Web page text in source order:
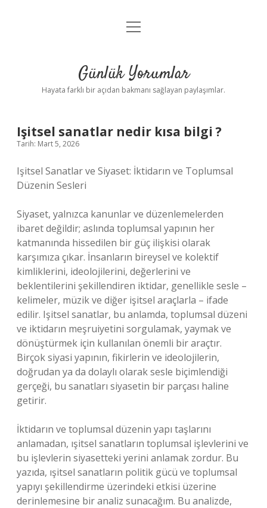
Anasayfa
Yasal Uyarı
menüyü
Günlük Yorumlar
Hayata farklı bir açıdan bakmanı sağlayan paylaşımlar.
Işitsel sanatlar nedir kısa bilgi ?
Tarih: Mart 5, 2026
Işitsel Sanatlar ve Siyaset: İktidarın ve Toplumsal
Düzenin Sesleri
Siyaset, yalnızca kanunlar ve düzenlemelerden
ibaret değildir; aslında toplumsal yapının her
katmanında hissedilen bir güç ilişkisi olarak
karşımıza çıkar. İnsanların bireysel ve kolektif
kimliklerini, ideolojilerini, değerlerini ve
beklentilerini şekillendiren iktidar, genellikle sesle –
kelimeler, müzik ve diğer işitsel araçlarla – ifade
edilir. Işitsel sanatlar, bu anlamda, toplumsal düzeni
ve iktidarın meşruiyetini sorgulamak, yaymak ve
dönüştürmek için kullanılan önemli bir araçtır.
Birçok siyasi yapının, fikirlerin ve ideolojilerin,
doğrudan ya da dolaylı olarak sesle biçimlendiği
gerçeği, bu sanatları siyasetin bir parçası haline
getirir.
İktidarın ve toplumsal düzenin yapı taşlarını
anlamadan, ışitsel sanatların toplumsal işlevlerini ve
bu işlevlerin siyasetteki yerini anlamak zordur. Bu
yazıda, ışitsel sanatların politik gücü ve toplumsal
yapıyı şekillendirme üzerindeki etkisi üzerine
derinlemesine bir analiz sunacağım. Bu analizde,